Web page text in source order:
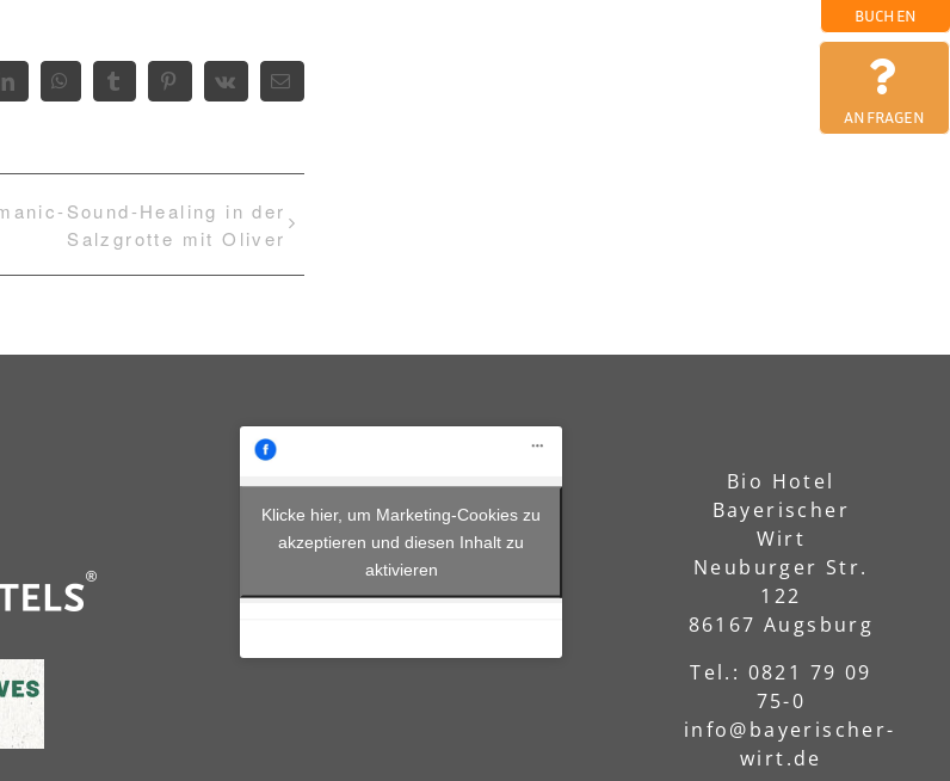
LinkedInWhatsApp
TumblrPinterest
Vk
E-
Mail
Sound-Healing in der
Salzgrotte mit Oliver
Klicke hier, um Marketing-Cookies zu
akzeptieren und diesen Inhalt zu
aktivieren
Bio Hotel
Bayerischer
Wirt
Neuburger Str.
122
86167 Augsburg
Tel.: 0821 79 09
75-0
info@bayerischer-
wirt.de
BUCHEN
ANFRAGEN